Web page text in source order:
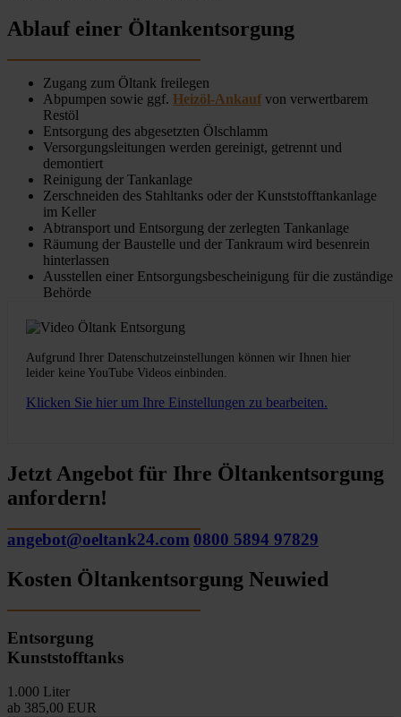
Ablauf einer Öltankentsorgung
Zugang zum Öltank freilegen
Abpumpen sowie ggf. Heizöl-Ankauf von verwertbarem
Restöl
Entsorgung des abgesetzten Ölschlamm
Versorgungsleitungen werden gereinigt, getrennt und
demontiert
Reinigung der Tankanlage
Zerschneiden des Stahltanks oder der Kunststofftankanlage
im Keller
Abtransport und Entsorgung der zerlegten Tankanlage
Räumung der Baustelle und der Tankraum wird besenrein
hinterlassen
Ausstellen einer Entsorgungsbescheinigung für die zuständige
Behörde
Aufgrund Ihrer Datenschutzeinstellungen können wir Ihnen hier
leider keine YouTube Videos einbinden.
Klicken Sie hier um Ihre Einstellungen zu bearbeiten.
Jetzt Angebot für Ihre Öltankentsorgung
anfordern!
angebot@oeltank24.com 0800 5894 97829
Kosten Öltankentsorgung Neuwied
Entsorgung
Kunststofftanks
1.000 Liter
ab 385,00 EUR